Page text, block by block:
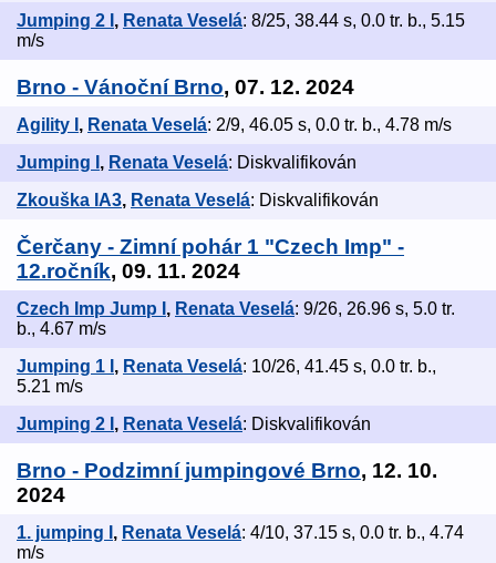
Jumping 2 I , Renata Veselá: 8/25, 38.44 s, 0.0 tr. b., 5.15
m/s
Brno - Vánoční Brno, 07. 12. 2024
Agility I , Renata Veselá: 2/9, 46.05 s, 0.0 tr. b., 4.78 m/s
Jumping I , Renata Veselá: Diskvalifikován
Zkouška IA3, Renata Veselá: Diskvalifikován
Čerčany - Zimní pohár 1 "Czech Imp" -
12.ročník, 09. 11. 2024
Czech Imp Jump I , Renata Veselá: 9/26, 26.96 s, 5.0 tr.
b., 4.67 m/s
Jumping 1 I , Renata Veselá: 10/26, 41.45 s, 0.0 tr. b.,
5.21 m/s
Jumping 2 I , Renata Veselá: Diskvalifikován
Brno - Podzimní jumpingové Brno, 12. 10.
2024
1. jumping I , Renata Veselá: 4/10, 37.15 s, 0.0 tr. b., 4.74
m/s